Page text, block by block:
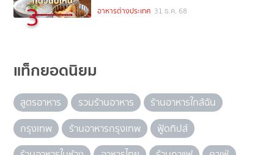
3 อาหารต่างประเทศ 31 ธ.ค. 68
แท็กยอดนิยม
สูตรอาหาร รวมร้านอาหาร
ร้านอาหารใกล้ฉัน
กรุงเทพ
ร้านอาหารกรุงเทพ
ฟู้ดทิปส์